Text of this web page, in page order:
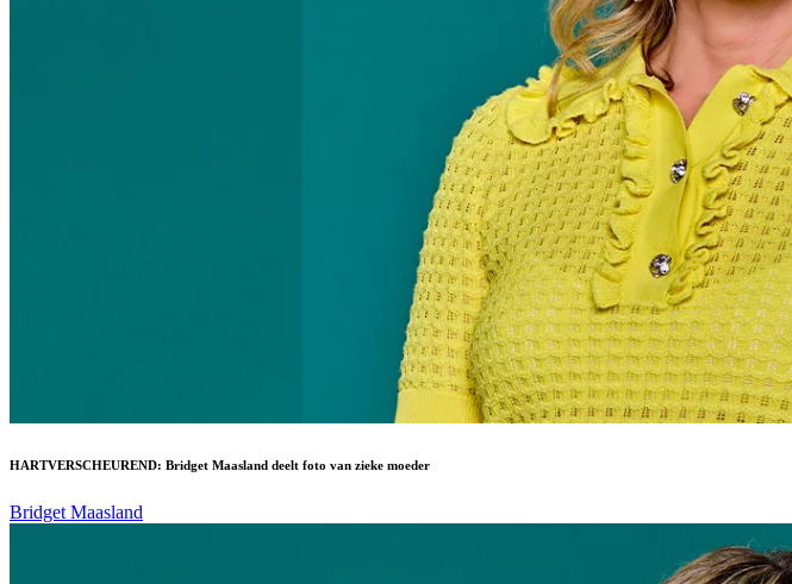
HARTVERSCHEUREND: Bridget Maasland deelt foto van zieke moeder
Bridget Maasland